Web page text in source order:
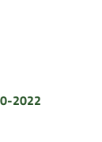
2022